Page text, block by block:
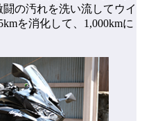
の汚れを洗い流してウイ
を消化して、1,000kmに